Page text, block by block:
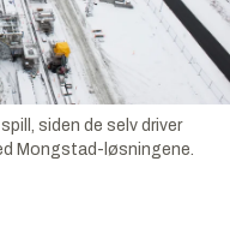
siden de selv driver
Mongstad-løsningene.